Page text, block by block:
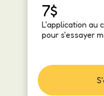
7$
L'application au
pour s'essayer